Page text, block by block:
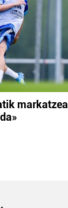
markatzea